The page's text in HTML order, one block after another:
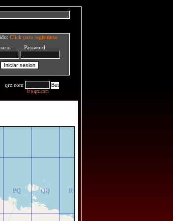
Click para registrarse
Password
qrz.com
Ir a qrz.com
PQ
PR
QQ
QR
RQ
RR